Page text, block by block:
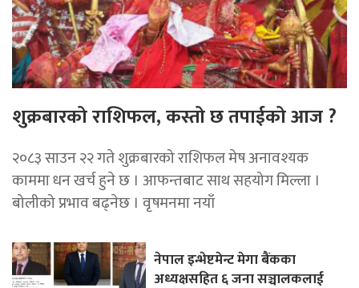
शुक्रबारको राशिफल, कस्तो छ तपाईको आज ?
२०८३ साउन २२ गते शुक्रबारको राशिफल मेष अनावश्यक
काममा धन खर्च हुने छ । आफन्तबाट साथ सहयोग मिल्ला ।
बोलीको प्रभाव बढ्नेछ । वृषमनमा नयाँ
नेपाल इन्भेष्टमेन्ट मेगा बैंकका
अध्यक्षसहित ६ जना सञ्चालकलाई